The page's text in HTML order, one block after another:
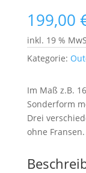
199,00
inkl. 19 %
Kategorie:
Im Maß z.B.
Sonderform
Drei
ohne Fransen.